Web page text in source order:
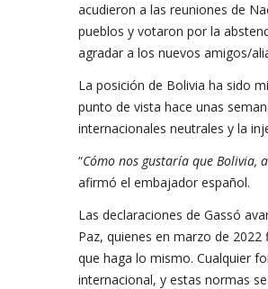
acudieron a las reuniones de
pueblos y votaron por la
agradar a los nuevos amigos/
La posición de Bolivia ha sido
punto de vista hace unas
internacionales neutrales y la
“Cómo nos gustaría que Bolivia,
afirmó el embajador español.
Las declaraciones de Gassó
Paz, quienes en marzo de
que haga lo mismo. Cualquier
internacional, y estas normas